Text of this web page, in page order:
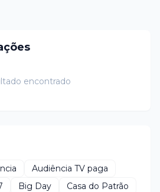
encontrado
Audiência TV paga
Big Day
Casa do Patrão